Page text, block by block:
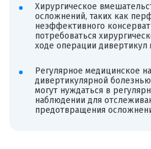
Хирургическое
осложнений, таких как
неэффективного
потребоваться
ходе операции
Регулярное медицинское
дивертикулярной
могут нуждаться в
наблюдении для
предотвращения